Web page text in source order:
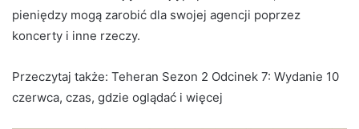
pieniędzy mogą zarobić dla swojej agencji poprzez
koncerty i inne rzeczy.
Przeczytaj także: Teheran Sezon 2 Odcinek 7: Wydanie 10
czerwca, czas, gdzie oglądać i więcej